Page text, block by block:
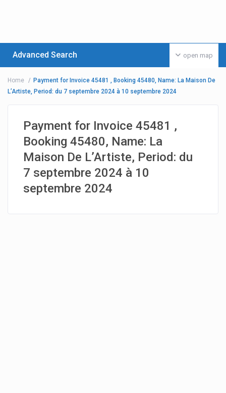
open map
Advanced Search
Home
Payment for Invoice 45481 , Booking 45480, Name: La Maison De
L’Artiste, Period: du 7 septembre 2024 à 10 septembre 2024
Payment for Invoice 45481 ,
Booking 45480, Name: La
Maison De L’Artiste, Period: du
7 septembre 2024 à 10
septembre 2024